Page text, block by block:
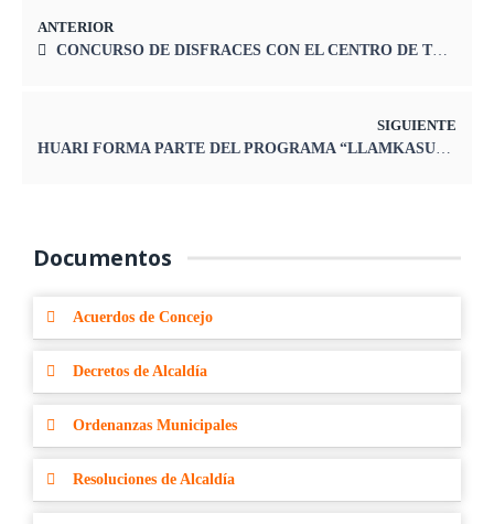
ANTERIOR
CONCURSO DE DISFRACES CON EL CENTRO DE TERAPIA FÍSICA Y ESTIMULACIÓN COGNITIVA
SIGUIENTE
HUARI FORMA PARTE DEL PROGRAMA “LLAMKASUN PERÚ 2024”
Documentos
Acuerdos de Concejo
Decretos de Alcaldía
Ordenanzas Municipales
Resoluciones de Alcaldía